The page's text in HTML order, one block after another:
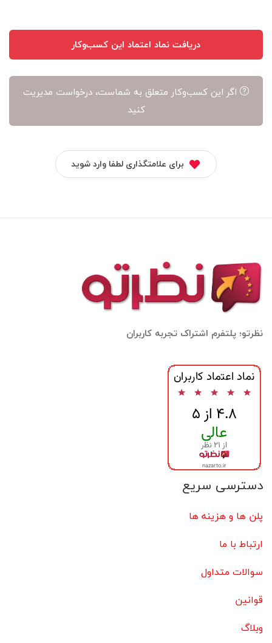
دریافت نماد اعتماد این کسب‌وکار
اگر این کسب‌وکار متعلق به شماست، درخواست مدیریت
کنید
برای علامتگذاری لطفا وارد شوید
نظرتو؛ پلتفرم اشتراک تجربه کاربران
دسترسی سریع
پلن ها و هزینه ها
ارتباط با ما
سوالات متداول
قوانین
وبلاگ